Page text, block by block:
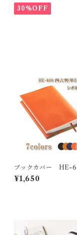
30%OFF
ブックカバー HE-
判サイズ
¥1,650